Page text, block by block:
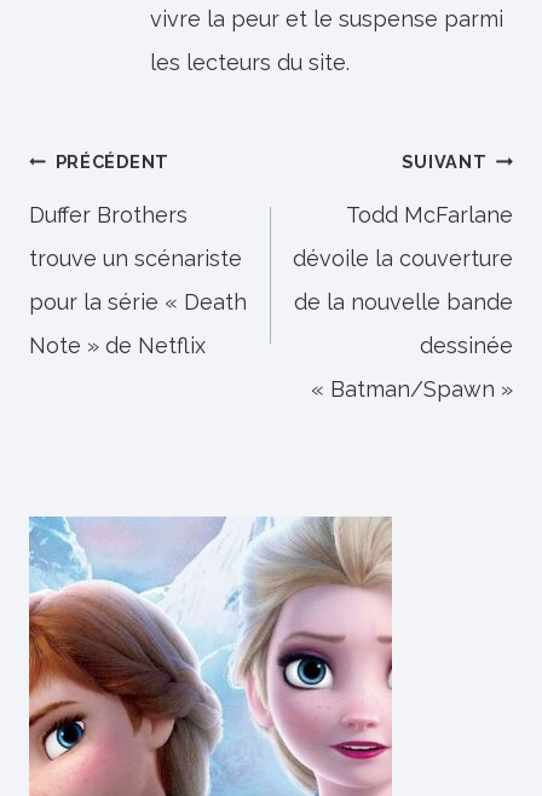
vivre la peur et le suspense parmi
les lecteurs du site.
Navigation
de
l’article
PRÉCÉDENT
Duffer Brothers
trouve un scénariste
pour la série « Death
Note » de Netflix
SUIVANT
Todd McFarlane
dévoile la couverture
de la nouvelle bande
dessinée
« Batman/Spawn »